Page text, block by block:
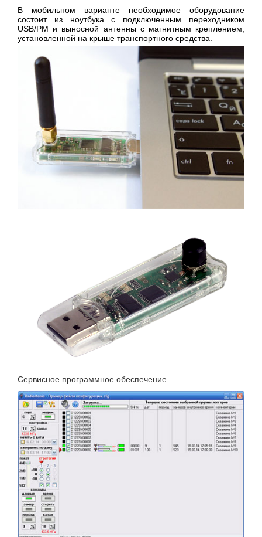
В мобильном варианте необходимое оборудование
состоит из ноутбука с подключенным переходником
USB/PM и выносной антенны с магнитным креплением,
установленной на крыше транспортного средства.
Сервисное программное обеспечение